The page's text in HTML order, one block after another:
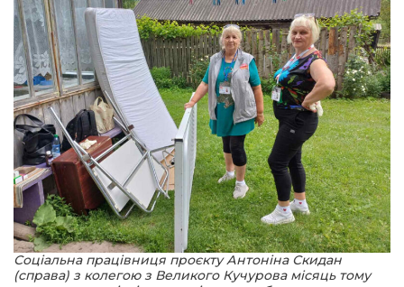
Соціальна працівниця проєкту Антоніна Скидан
(справа) з колегою з Великого Кучурова місяць тому